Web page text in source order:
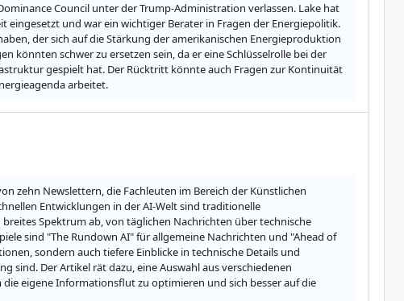
Council unter der Trump-Administration verlassen. Lake hat
und war ein wichtiger Berater in Fragen der Energiepolitik.
der sich auf die Stärkung der amerikanischen Energieproduktion
könnten schwer zu ersetzen sein, da er eine Schlüsselrolle bei der
gespielt hat. Der Rücktritt könnte auch Fragen zur Kontinuität
arbeitet.
zehn Newslettern, die Fachleuten im Bereich der Künstlichen
Entwicklungen in der AI-Welt sind traditionelle
Spektrum ab, von täglichen Nachrichten über technische
sind "The Rundown AI" für allgemeine Nachrichten und "Ahead of
sondern auch tiefere Einblicke in technische Details und
sind. Der Artikel rät dazu, eine Auswahl aus verschiedenen
eigene Informationsflut zu optimieren und sich besser auf die